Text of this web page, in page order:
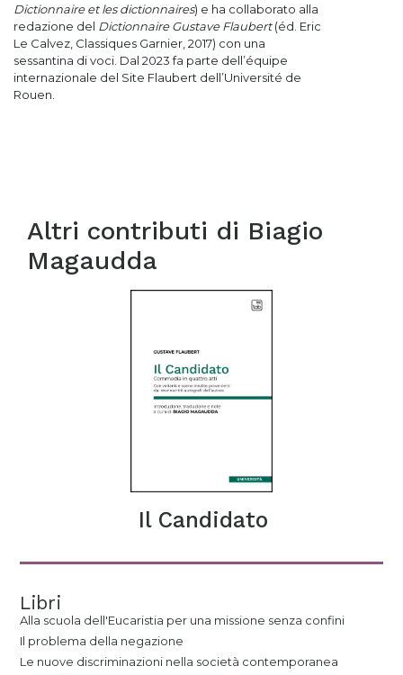
Dictionnaire et les dictionnaires) e ha collaborato alla
redazione del Dictionnaire Gustave Flaubert(éd. Eric
Le Calvez, Classiques Garnier, 2017) con una
sessantina di voci. Dal 2023 fa parte dell’équipe
internazionale del Site Flaubert dell’Université de
Rouen.
Altri contributi di Biagio
Magaudda
Il Candidato
Libri
Alla scuola dell'Eucaristia per una missione senza confini
Il problema della negazione
Le nuove discriminazioni nella società contemporanea